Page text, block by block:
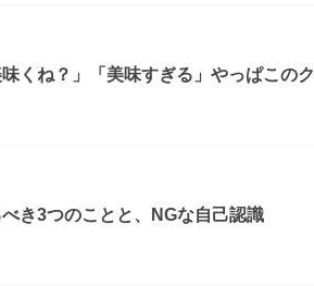
くね？」「美味すぎる」やっぱこの
き3つのことと、NGな自己認識